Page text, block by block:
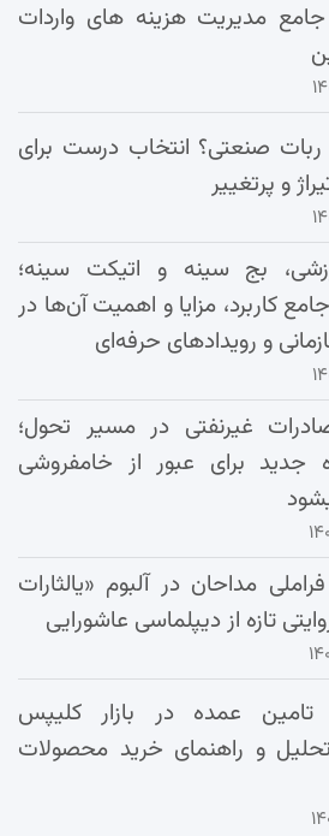
جامع مدیریت هزینه‌ های واردات
ربات صنعتی؟ انتخاب درست برای
و پرتغییر
بج سینه و اتیکت سینه؛
کاربرد، مزایا و اهمیت آن‌ها در
و رویدادهای حرفه‌ای
غیرنفتی در مسیر تحول؛
جدید برای عبور از خامفروشی
مداحان در آلبوم «یالثارات
تازه از دیپلماسی عاشورایی
تامین عمده در بازار کلیپس
تحلیل و راهنمای خرید محصولات